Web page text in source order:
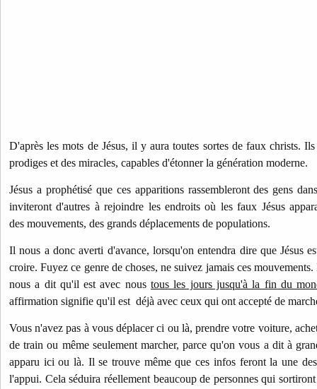
D'après les mots de Jésus, il y aura toutes sortes de faux christs.
prodiges et des miracles, capables d'étonner la génération moderne.
Jésus a prophétisé que ces apparitions rassembleront des gens
inviteront d'autres à rejoindre les endroits où les faux Jésus
des mouvements, des grands déplacements de populations.
Il nous a donc averti d'avance, lorsqu'on entendra dire que Jésus
croire. Fuyez ce genre de choses, ne suivez jamais ces
nous a dit qu'il est avec noustous les jours jusqu'à la fin du
affirmation signifie qu'il est déjà avec ceux qui ont accepté de
Vous n'avez pas à vous déplacer ci ou là, prendre votre voiture,
de train ou même seulement marcher, parce qu'on vous a dit à
apparu ici ou là. Il se trouve même que ces infos feront la une
l'appui. Cela séduira réellement beaucoup de personnes qui